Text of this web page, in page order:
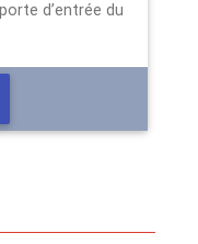
d’entrée du